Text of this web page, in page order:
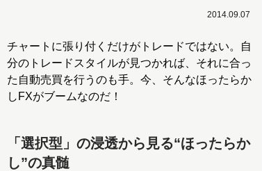
2014.09.07
チャートに張り付くだけがトレードではない。自
分のトレードスタイルが見つかれば、それに合っ
た自動売買を行うのも手。今、そんなほったらか
しFXがブームなのだ！
「選択型」の浸透から見る“ほったらか
し”の真髄